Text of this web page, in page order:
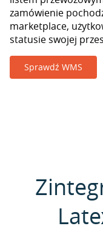
zamówienie
marketplace,
statusie swojej
Sprawdź WMS